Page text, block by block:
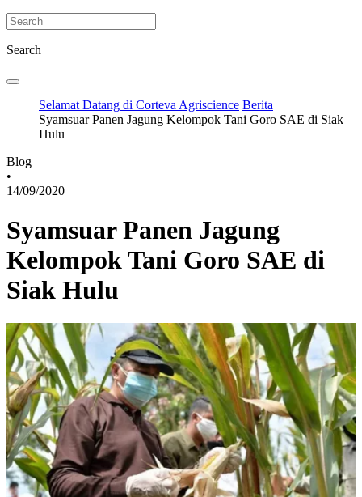
Search
Selamat Datang di Corteva Agriscience Berita
Syamsuar Panen Jagung Kelompok Tani Goro SAE di Siak
Hulu
Blog
•
14/09/2020
Syamsuar Panen Jagung
Kelompok Tani Goro SAE di
Siak Hulu